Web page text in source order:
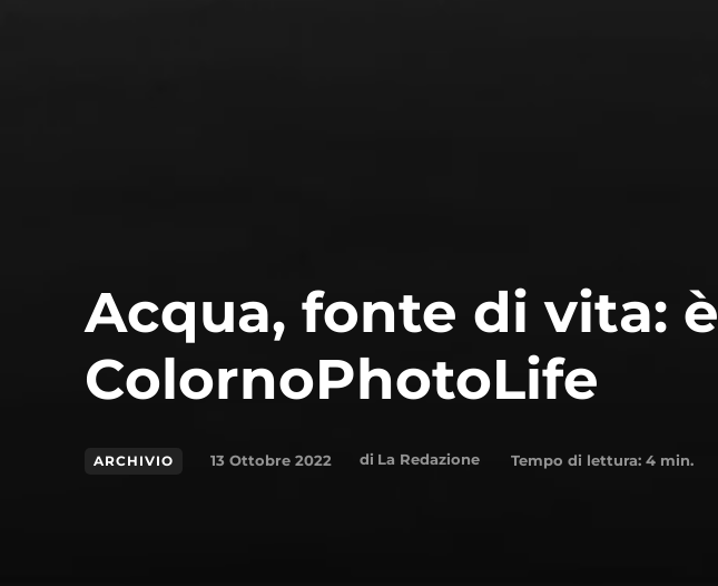
Acqua, fonte di vita: è
ColornoPhotoLife
ARCHIVIO 13 Ottobre 2022 di La Redazione Tempo di lettura: 4 min.